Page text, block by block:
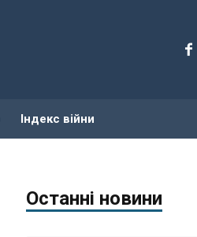
Індекс війни
Останні новини